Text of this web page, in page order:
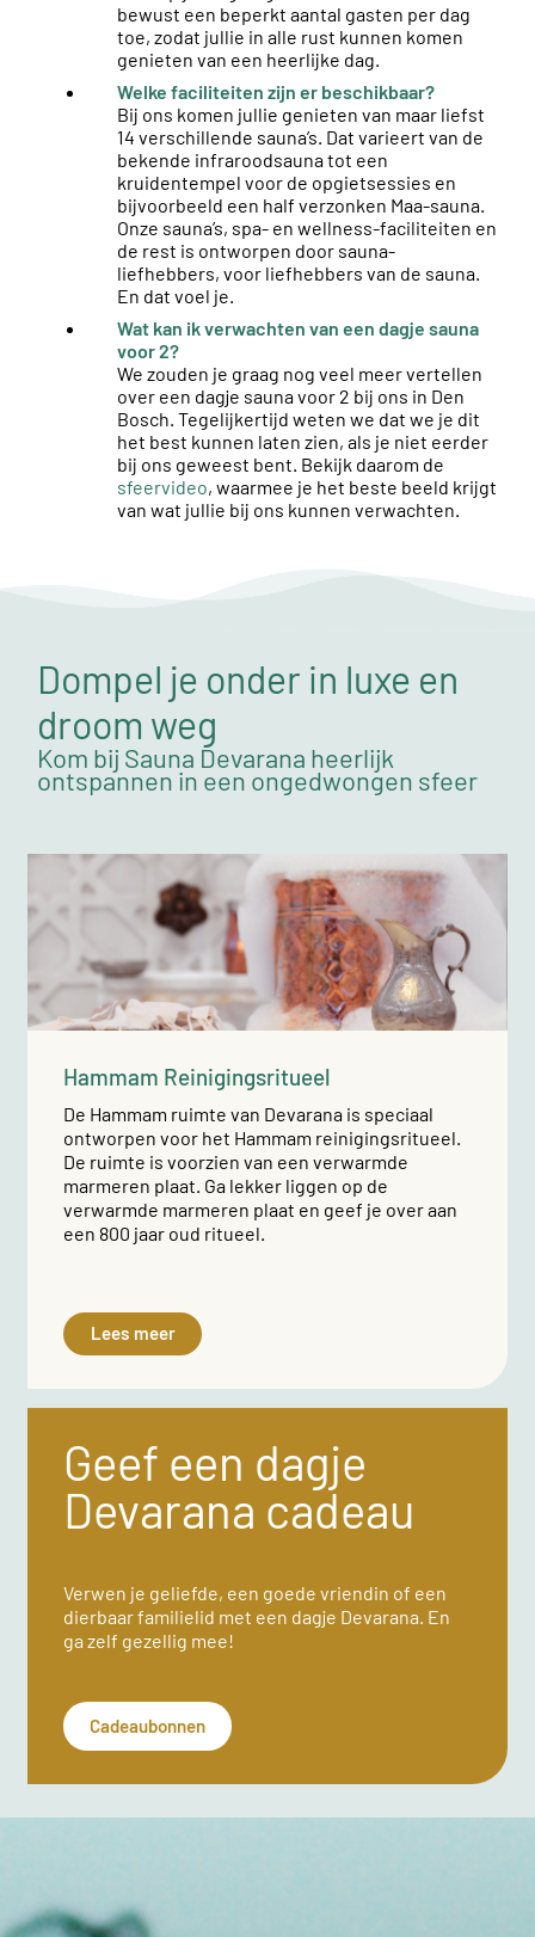
bewust een beperkt aantal gasten per dag
toe, zodat jullie in alle rust kunnen komen
genieten van een heerlijke dag.
Welke faciliteiten zijn er beschikbaar?
Bij ons komen jullie genieten van maar liefst
14 verschillende sauna’s. Dat varieert van de
bekende infraroodsauna tot een
kruidentempel voor de opgietsessies en
bijvoorbeeld een half verzonken Maa-sauna.
Onze sauna’s, spa- en wellness-faciliteiten en
de rest is ontworpen door sauna-
liefhebbers, voor liefhebbers van de sauna.
En dat voel je.
Wat kan ik verwachten van een dagje sauna
voor 2?
We zouden je graag nog veel meer vertellen
over een dagje sauna voor 2 bij ons in Den
Bosch. Tegelijkertijd weten we dat we je dit
het best kunnen laten zien, als je niet eerder
bij ons geweest bent. Bekijk daarom de
sfeervideo, waarmee je het beste beeld krijgt
van wat jullie bij ons kunnen verwachten.
Dompel je onder in luxe en
droom weg
Kom bij Sauna Devarana heerlijk
ontspannen in een ongedwongen sfeer
Hammam Reinigingsritueel
De Hammam ruimte van Devarana is speciaal
ontworpen voor het Hammam reinigingsritueel.
De ruimte is voorzien van een verwarmde
marmeren plaat. Ga lekker liggen op de
verwarmde marmeren plaat en geef je over aan
een 800 jaar oud ritueel.
Lees meer
Geef een dagje
Devarana cadeau
Verwen je geliefde, een goede vriendin of een
dierbaar familielid met een dagje Devarana. En
ga zelf gezellig mee!
Cadeaubonnen